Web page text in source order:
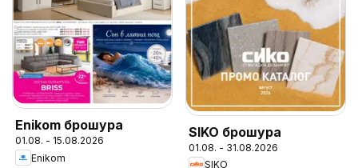
Enikom брошура
01.08. - 15.08.2026
Enikom
SIKO брошура
01.08. - 31.08.2026
SIKO